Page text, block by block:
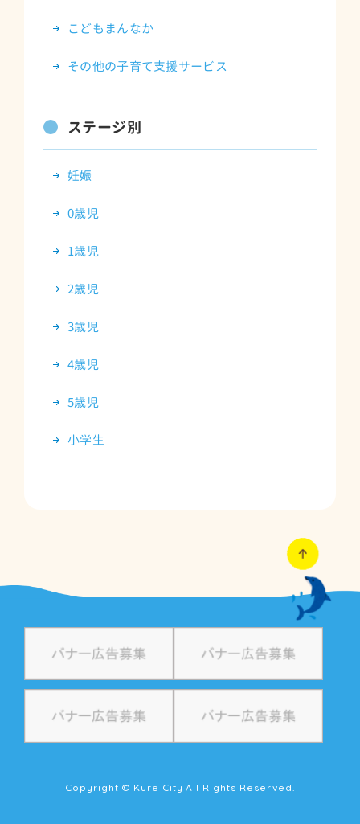
こどもまんなか
その他の子育て支援サービス
ステージ別
妊娠
0歳児
1歳児
2歳児
3歳児
4歳児
5歳児
小学生
Copyright © Kure City All Rights Reserved.